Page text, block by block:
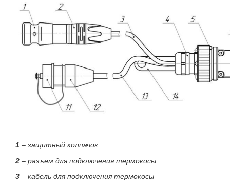
1 – защитный колпачок
2 – разъем для подключения термокосы
3 – кабель для подключения термокосы